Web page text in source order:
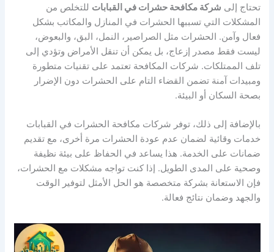
تحتاج إلى شركة مكافحة حشرات في القبابات للتخلص من
المشكلات التي تسببها الحشرات في المنازل والمكاتب بشكل
فعال وآمن. الحشرات مثل الصراصير، النمل، البق، والبعوض،
ليست فقط مصدر إزعاج، بل يمكن أن تنقل الأمراض وتؤدي إلى
تلف الممتلكات. شركات المكافحة تعتمد على تقنيات متطورة
ومبيدات آمنة تضمن القضاء التام على الحشرات دون الإضرار
بصحة السكان أو البيئة.
بالإضافة إلى ذلك، توفر شركات مكافحة الحشرات في القبابات
خدمات وقائية لضمان عدم عودة الحشرات مرة أخرى، مع تقديم
ضمانات على الخدمة. هذا يساعد في الحفاظ على بيئة نظيفة
وصحية على المدى الطويل. إذا كنت تواجه مشكلات مع الحشرات،
فإن الاستعانة بشركة متخصصة هو الحل الأمثل لتوفير الوقت
والجهد وضمان نتائج فعالة.